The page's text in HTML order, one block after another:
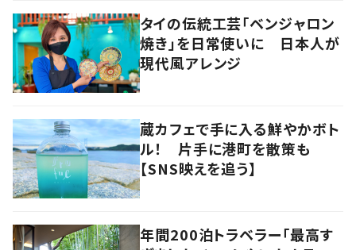
タイの伝統工芸「ベンジャロン
焼き」を日常使いに 日本人が
現代風アレンジ
蔵カフェで手に入る鮮やかボト
ル！ 片手に港町を散策も
【SNS映えを追う】
年間200泊トラベラー「最高す